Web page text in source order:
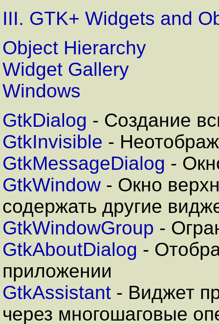
III. GTK+ Widgets and
Object Hierarchy
Widget Gallery
Windows
GtkDialog - Создание
GtkInvisible -
GtkMessageDialog -
GtkWindow- Окно
содержать другие
GtkWindowGroup -
GtkAboutDialog -
приложении
GtkAssistant - Виджет
через многошаговые